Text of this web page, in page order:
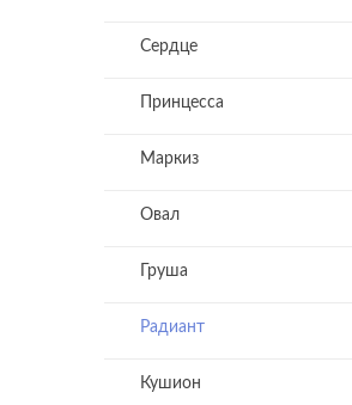
Сердце
Принцесса
Маркиз
Овал
Груша
Радиант
Кушион